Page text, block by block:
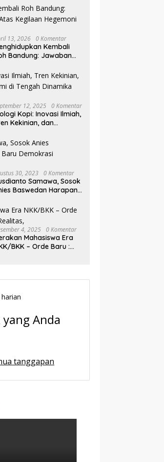
13, 2026 0 Komentar
Kembali
Bandung: Jawaban
Global
12, 2025 0 Komentar
Kopi: Inovasi Ilmiah,
Kekinian, dan
Dinamika Politik
30, 2023 0 Komentar
Samawa, Sosok
Baswedan Harapan
4, 2025 0 Komentar
Mahasiswa Era
BKK – Orde Baru :
Anda
tanggapan